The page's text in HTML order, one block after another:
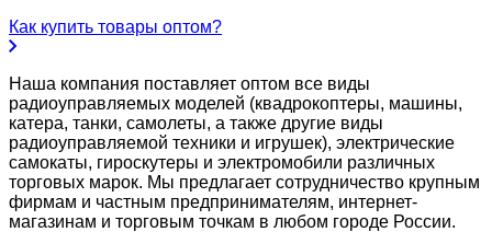
Как купить товары оптом?
Наша компания поставляет оптом все виды
радиоуправляемых моделей (квадрокоптеры, машины,
катера, танки, самолеты, а также другие виды
радиоуправляемой техники и игрушек), электрические
самокаты, гироскутеры и электромобили различных
торговых марок. Мы предлагает сотрудничество крупным
фирмам и частным предпринимателям, интернет-
магазинам и торговым точкам в любом городе России.